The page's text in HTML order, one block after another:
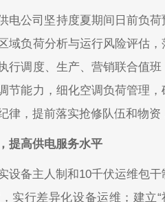
电公司坚持度夏期间日前负
域负荷分析与运行风险评估
行调度、生产、营销联合值
节能力，细化空调负荷管理
律，提前落实抢修队伍和物资
提高供电服务水平
设备主人制和10千伏运维包
实行差异化设备运维；建立